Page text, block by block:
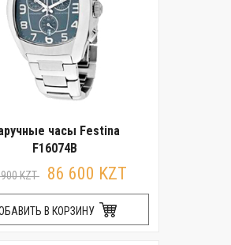
часы Festina
F16074B
KZT 86 600 KZT
В КОРЗИНУ